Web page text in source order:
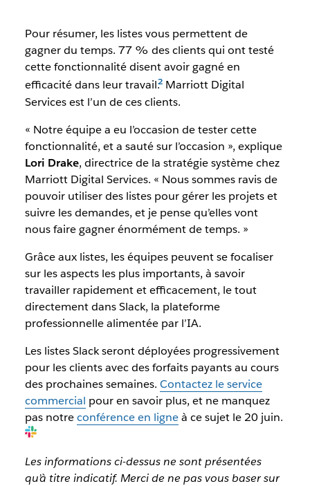
Pour résumer, les listes vous permettent de
gagner du temps. 77 % des clients qui ont testé
cette fonctionnalité disent avoir gagné en
efficacité dans leur travail. Marriott Digital
Services est l’un de ces clients.
« Notre équipe a eu l’occasion de tester cette
fonctionnalité, et a sauté sur l’occasion », explique
Lori Drake, directrice de la stratégie système chez
Marriott Digital Services. « Nous sommes ravis de
pouvoir utiliser des listes pour gérer les projets et
suivre les demandes, et je pense qu’elles vont
nous faire gagner énormément de temps. »
Grâce aux listes, les équipes peuvent se focaliser
sur les aspects les plus importants, à savoir
travailler rapidement et efficacement, le tout
directement dans Slack, la plateforme
professionnelle alimentée par l’IA.
Les listes Slack seront déployées progressivement
pour les clients avec des forfaits payants au cours
des prochaines semaines. Contactez le service
commercial pour en savoir plus, et ne manquez
pas notreconférence en ligneà ce sujet le 20 juin.
Les informations ci-dessus ne sont présentées
qu’à titre indicatif. Merci de ne pas vous baser sur